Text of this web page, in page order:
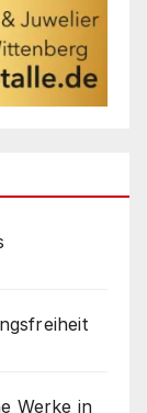
Werke in